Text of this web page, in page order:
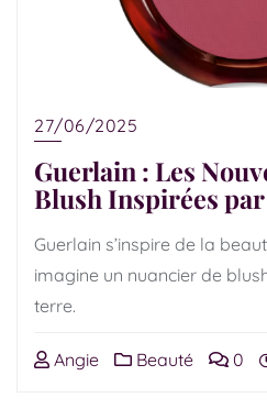
27/06/2025
Guerlain : Les
Blush Inspirées
Guerlain s’inspire de la
imagine un nuancier de
terre.
Angie Beauté 0